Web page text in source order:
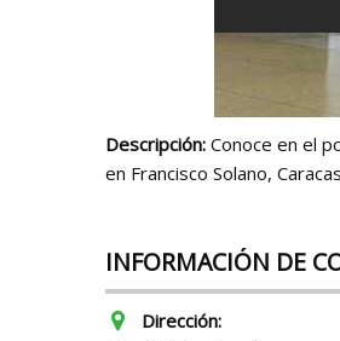
Descripción: Conoce en el
en Francisco Solano,
INFORMACIÓN DE
Dirección: